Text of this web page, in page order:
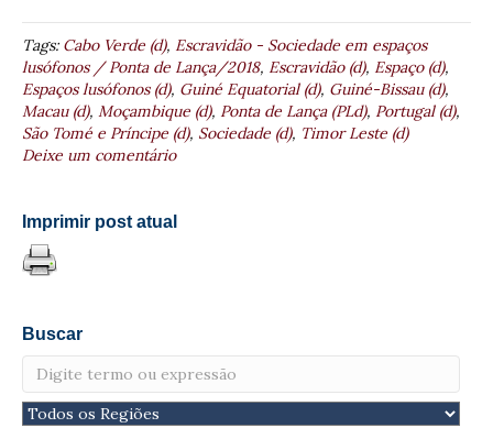
Tags:Cabo Verde (d), Escravidão - Sociedade em espaços
lusófonos / Ponta de Lança/2018, Escravidão (d), Espaço (d),
Espaços lusófonos (d), Guiné Equatorial (d), Guiné-Bissau (d),
Macau (d), Moçambique (d), Ponta de Lança (PLd), Portugal (d),
São Tomé e Príncipe (d), Sociedade (d), Timor Leste (d)
Deixe um comentário
Imprimir post atual
Buscar